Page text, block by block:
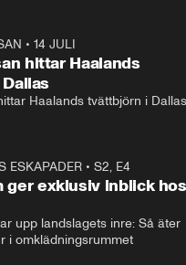
• 14 JULI
hittar Haalands
Haalands tvättbjörn i Dallas
ESKAPADER• S2, E4
ger exklusiv inblick hos
upp landslagets inre: Så äter
i omklädningsrummet